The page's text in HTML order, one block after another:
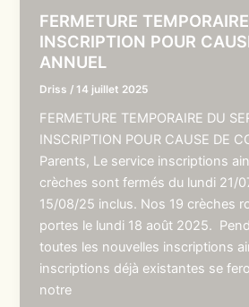
FERMETURE
INSCRIPTION POUR
ANNUEL
Driss /14 juillet 2025
FERMETURE TEMPORAIRE DU
INSCRIPTION POUR CAUSE DE
Parents, Le service inscriptions
crèches sont fermés du lundi 21/
15/08/25 inclus. Nos 19 crèches
portes le lundi 18 août 2025.
toutes les nouvelles inscriptions
inscriptions déjà existantes se
notre